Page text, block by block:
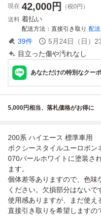
現在 42,000円
（税0円）
送料 着払い
配送方法 直接引き取り 配
39件 5月24日（日）
目立った傷や汚れなし
あなただけの特別なクー
5,000円相当、落札価格がお得に
200系 ハイエース 標準車用
ボクシースタイルユーロボン
070パールホワイトに塗装さ
ます。
個体差等ありますので、色味
ください。欠損部分はないで
使用感ありますが、まだ使え
直接引き取りを希望しますの